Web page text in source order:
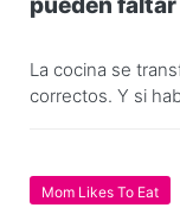
La cocina se
correctos. Y si
Mom Likes To Eat